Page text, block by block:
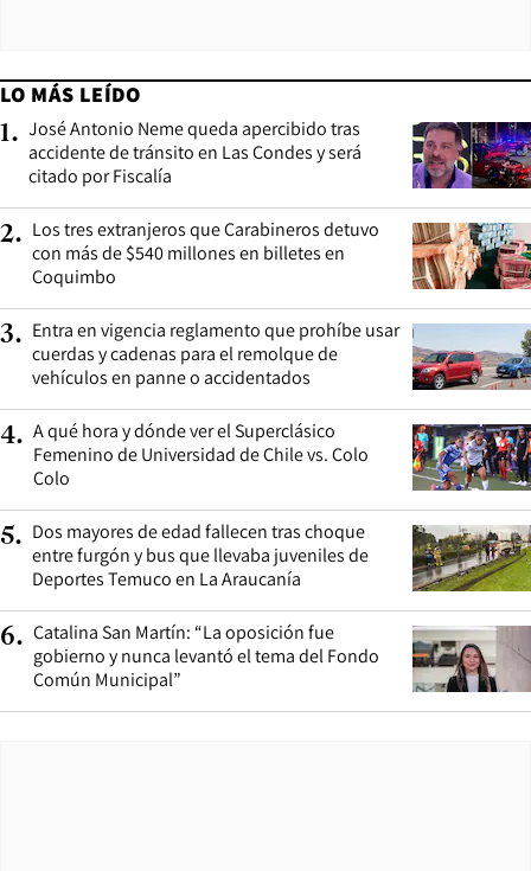
LO MÁS LEÍDO
1. José Antonio Neme queda apercibido tras
accidente de tránsito en Las Condes y será
citado por Fiscalía
2. Los tres extranjeros que Carabineros detuvo
con más de $540 millones en billetes en
Coquimbo
3. Entra en vigencia reglamento que prohíbe usar
cuerdas y cadenas para el remolque de
vehículos en panne o accidentados
4. A qué hora y dónde ver el Superclásico
Femenino de Universidad de Chile vs. Colo
Colo
5. Dos mayores de edad fallecen tras choque
entre furgón y bus que llevaba juveniles de
Deportes Temuco en La Araucanía
6. Catalina San Martín: “La oposición fue
gobierno y nunca levantó el tema del Fondo
Común Municipal”